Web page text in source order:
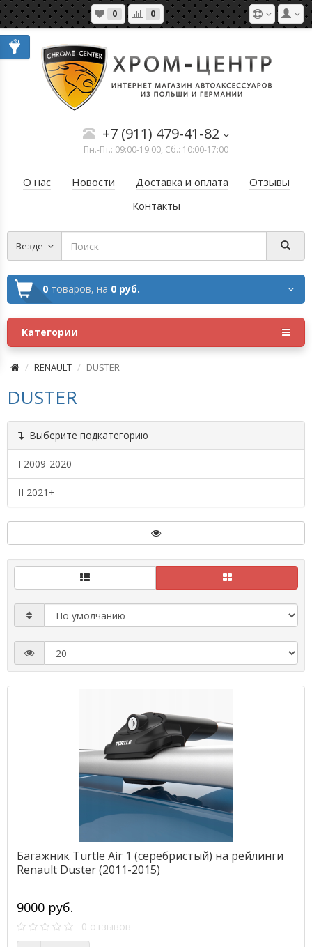
0 0
+7 (911) 479-41-82
Пн.-Пт.: 09:00-19:00, Сб.: 10:00-17:00
О нас Новости Доставка и оплата
Отзывы
Контакты
Везде
0 товаров, на 0 руб.
Категории
RENAULT DUSTER
DUSTER
Выберите подкатегорию
I 2009-2020
II 2021+
Багажник Turtle Air 1 (серебристый) на рейлинги
Renault Duster (2011-2015)
9000 руб.
0 отзывов